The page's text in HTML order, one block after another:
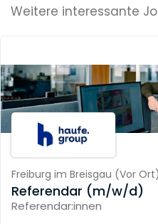
Weitere interessante
Freiburg im Breisgau (Vor Ort)
Referendar (m/w/d)
Referendar:innen